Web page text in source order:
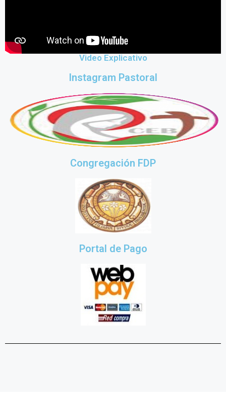
Video Explicativo
Instagram Pastoral
Congregación FDP
Portal de Pago